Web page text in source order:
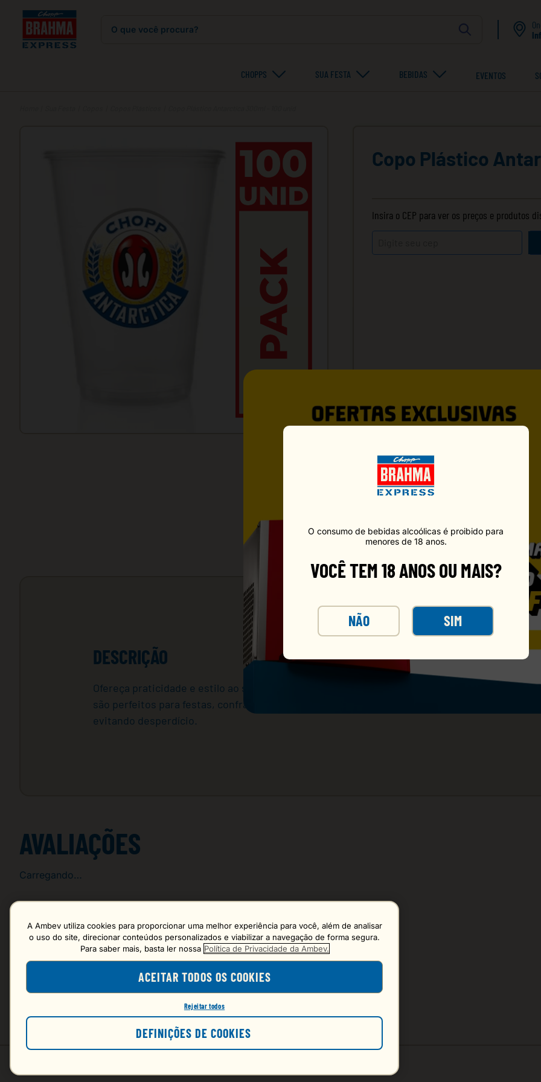
O consumo de bebidas alcoólicas é proibido para
menores de 18 anos.
VOCÊ TEM 18 ANOS OU MAIS?
NÃO SIM
CHOPPS SUA FESTA BEBIDAS EVENTOS
Copo Plástico
Insira o CEP para ver os preços e produtos
VOCÊ PODE GOSTAR
DESCRIÇÃO
Ofereça praticidade e estilo ao seu evento com o Copo Plástico Antarctica 300 ml – pacote
são perfeitos para festas, confraternizações e bares ao ar livre. Designer translúcido
evitando desperdício.
AVALIAÇÕES
Carregando…
Mais recentes
Carregando avaliações…
A Ambev utiliza cookies para proporcionar uma melhor experiência para você, além de analisar
o uso do site, direcionar conteúdos personalizados e viabilizar a navegação de forma segura.
Para saber mais, basta ler nossa Política de Privacidade da Ambev.
ACEITAR TODOS OS COOKIES
Rejeitar todos
DEFINIÇÕES DE COOKIES